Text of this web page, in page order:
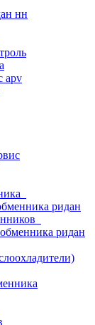
нн
apv
ридан
ридан